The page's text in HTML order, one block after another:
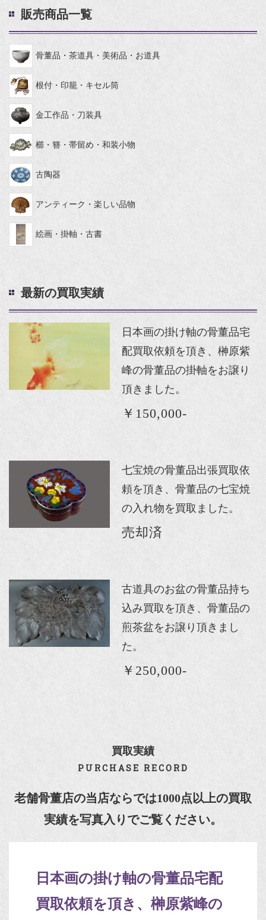
販売商品一覧
骨董品・茶道具・美術品・お道具
根付・印籠・キセル筒
金工作品・刀装具
櫛・簪・帯留め・和装小物
古陶器
アンティーク・楽しい品物
絵画・掛軸・古書
最新の買取実績
日本画の掛け軸の骨董品宅
配買取依頼を頂き、榊原紫
峰の骨董品の掛軸をお譲り
頂きました。
￥150,000-
七宝焼の骨董品出張買取依
頼を頂き、骨董品の七宝焼
の入れ物を買取ました。
売却済
古道具のお盆の骨董品持ち
込み買取を頂き、骨董品の
煎茶盆をお譲り頂きまし
た。
￥250,000-
買取実績
PURCHASE RECORD
老舗骨董店の当店ならでは1000点以上の買取
実績を写真入りでご覧ください。
日本画の掛け軸の骨董品宅配
買取依頼を頂き、榊原紫峰の